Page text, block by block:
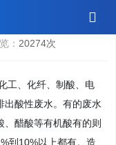
： 20274次
工、化纤、制酸、电
出酸性废水。有的废水
醋酸等有机酸有的则
到10%以上都有。造